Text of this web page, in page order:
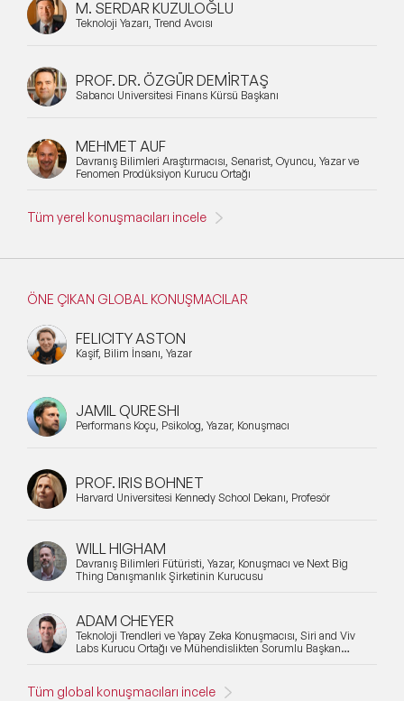
M. SERDAR KUZULOĞLU
Teknoloji Yazarı, Trend Avcısı
PROF. DR. ÖZGÜR DEMİRTAŞ
Sabancı Üniversitesi Finans Kürsü Başkanı
MEHMET AUF
Davranış Bilimleri Araştırmacısı, Senarist, Oyuncu, Yazar ve
Fenomen Prodüksiyon Kurucu Ortağı
Tüm yerel konuşmacıları incele
ÖNE ÇIKAN GLOBAL KONUŞMACILAR
FELICITY ASTON
Kaşif, Bilim İnsanı, Yazar
JAMIL QURESHI
Performans Koçu, Psikolog, Yazar, Konuşmacı
PROF. IRIS BOHNET
Harvard Üniversitesi Kennedy School Dekanı, Profesör
WILL HIGHAM
Davranış Bilimleri Fütüristi, Yazar, Konuşmacı ve Next Big
Thing Danışmanlık Şirketinin Kurucusu
ADAM CHEYER
Teknoloji Trendleri ve Yapay Zeka Konuşmacısı, Siri and Viv
Labs Kurucu Ortağı ve Mühendislikten Sorumlu Başkan
Tüm global konuşmacıları incele